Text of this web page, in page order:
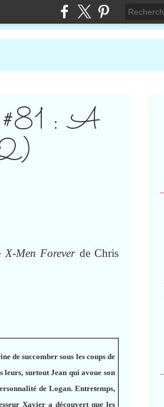
: A
X-Men Foreverde Chris
de succomber sous les coups de
leurs, surtout Jean qui avoue son
de Logan. Entretemps,
Xavier a découvert que les